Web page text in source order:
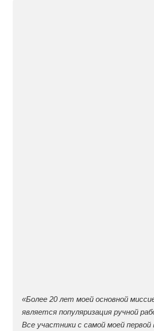
«Более 20 лет моей основной
является популяризация ручной
Все участники с самой моей